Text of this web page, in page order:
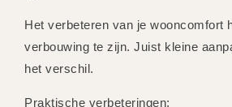
Het verbeteren van je wooncomfort
verbouwing te zijn. Juist kleine
het verschil.
Praktische verbeteringen: